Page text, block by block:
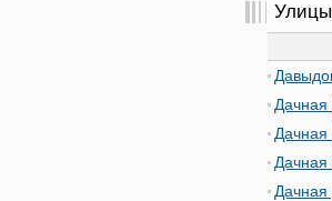
Дачная
Дачная
Дачная
Дачная